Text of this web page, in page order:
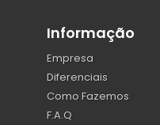
Informação
Empresa
Diferenciais
Como Fazemos
F.A.Q